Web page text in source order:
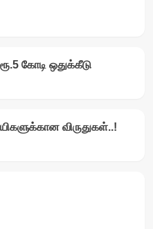
கோடி ஒதுக்கீடு
விருதுகள்..!